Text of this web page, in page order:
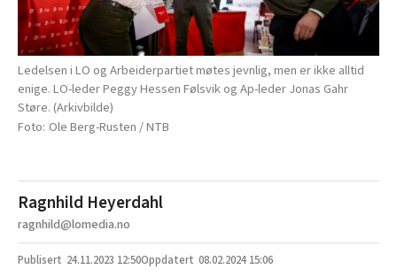
Ledelsen i LO og Arbeiderpartiet møtes jevnlig, men er ikke alltid
enige. LO-leder Peggy Hessen Følsvik og Ap-leder Jonas Gahr
Støre. (Arkivbilde)
Ole Berg-Rusten / NTB
Ragnhild Heyerdahl
ragnhild@lomedia.no
24.11.2023 12:50 08.02.2024 15:06